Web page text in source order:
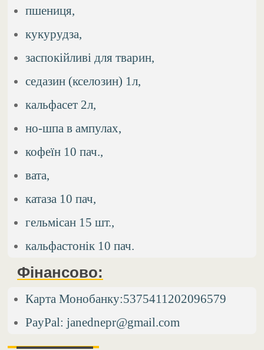
пшениця,
кукурудза,
заспокійливі для тварин,
седазин (кселозин) 1л,
кальфасет 2л,
но-шпа в ампулах,
кофеїн 10 пач.,
вата,
катаза 10 пач,
гельмісан 15 шт.,
кальфастонік 10 пач.
Фінансово:
Карта Монобанку:5375411202096579
PayPal: janednepr@gmail.com